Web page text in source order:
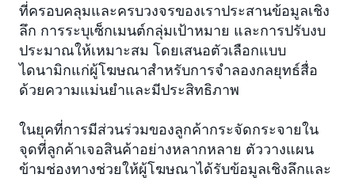
ที่ครอบคลุมและครบวงจรของเราประสานข้อมูลเชิง
ลึก การระบุเซ็กเมนต์กลุ่มเป้าหมาย และการปรับงบ
ประมาณให้เหมาะสม โดยเสนอตัวเลือกแบบ
ไดนามิกแก่ผู้โฆษณาสำหรับการจำลองกลยุทธ์สื่อ
ด้วยความแม่นยำและมีประสิทธิภาพ
ในยุคที่การมีส่วนร่วมของลูกค้ากระจัดกระจายใน
จุดที่ลูกค้าเจอสินค้าอย่างหลากหลาย ตัววางแผน
ข้ามช่องทางช่วยให้ผู้โฆษณาได้รับข้อมูลเชิงลึกและ